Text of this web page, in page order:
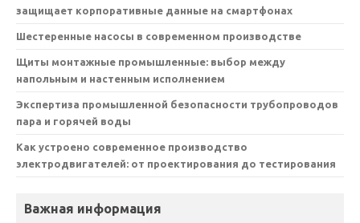
защищает корпоративные данные на смартфонах
Шестеренные насосы в современном производстве
Щиты монтажные промышленные: выбор между
напольным и настенным исполнением
Экспертиза промышленной безопасности трубопроводов
пара и горячей воды
Как устроено современное производство
электродвигателей: от проектирования до тестирования
Важная информация